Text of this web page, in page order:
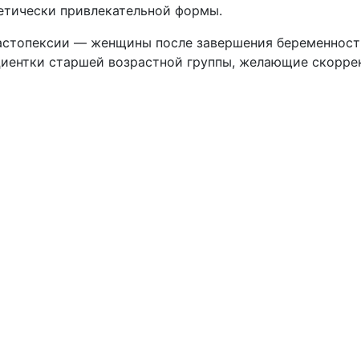
привлекательной формы.
— женщины после завершения
старшей возрастной группы, желающие